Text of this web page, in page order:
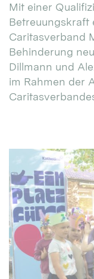
Mit einer
Betreuungskraft
Caritasverband
Behinderung
Dillmann und
im Rahmen der